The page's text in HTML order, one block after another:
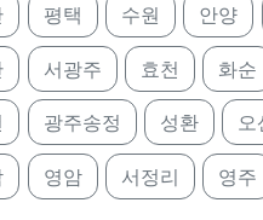
평택 수원 안양
서광주 효천 화순
광주송정 성환 오
영암 서정리 영주